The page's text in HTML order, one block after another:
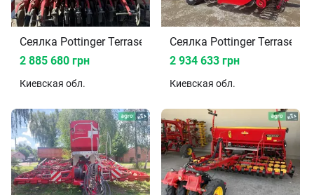
Сеялка Pottinger Terrasem C6 Artis 2015
2 885 680 грн
Киевская обл.
Сеялка Pottinger Terrasem
2 934 633 грн
Киевская обл.